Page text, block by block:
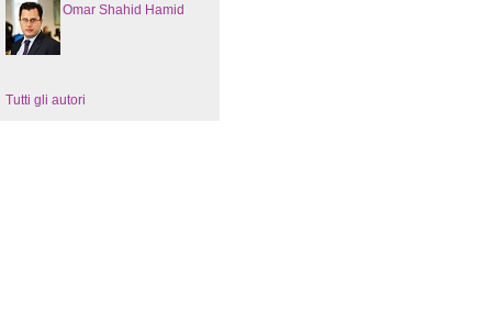
Omar Shahid Hamid
Tutti gli autori